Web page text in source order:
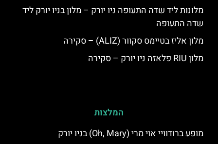
מלונות ליד שדה התעופה ניו יורק – מלון בניו יורק ליד
שדה התעופה
מלון אליז בטיימס סקוור (ALIZ) – סקירה
מלון RIU פלאזה ניו יורק – סקירה
המלצות
מופע ברודוויי אוי מרי (Oh, Mary) בניו יורק